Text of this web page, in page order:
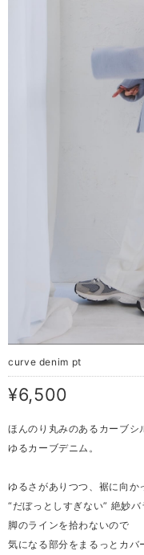
curve denim pt
¥6,500
ほんのり丸みのあるカーブシ
ゆるカーブデニム。
ゆるさがありつつ、裾に向か
“だぼっとしすぎない” 絶妙バ
脚のラインを拾わないので
気になる部分をまるっとカバ